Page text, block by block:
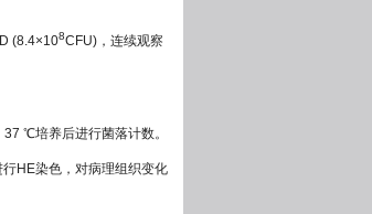
(8.4×108CFU)，连续观察
℃培养后进行菌落计数。
HE染色，对病理组织变化